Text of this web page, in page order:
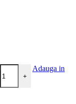
+
Adauga in